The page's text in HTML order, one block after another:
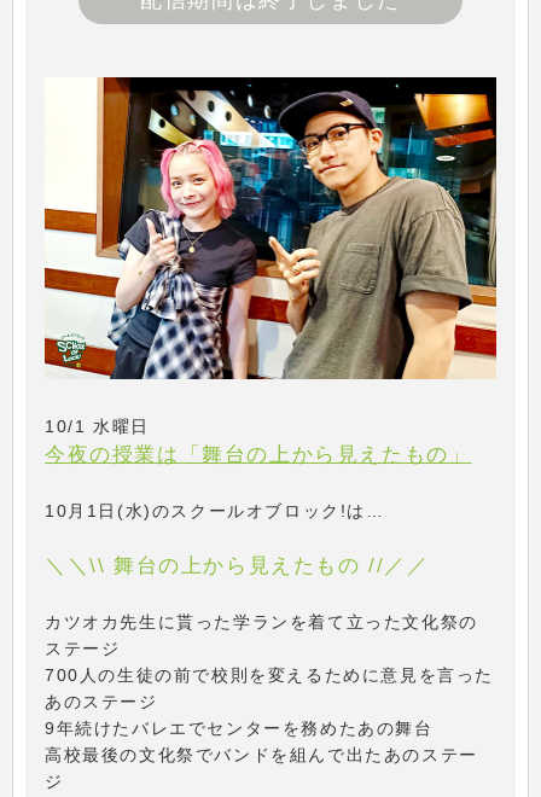
10/1 水曜日
今夜の授業は「舞台の上から見えたもの」
10月1日(水)のスクールオブロック!は…
＼＼\\ 舞台の上から見えたもの //／／
カツオカ先生に貰った学ランを着て立った文化祭の
ステージ
700人の生徒の前で校則を変えるために意見を言った
あのステージ
9年続けたバレエでセンターを務めたあの舞台
高校最後の文化祭でバンドを組んで出たあのステー
ジ